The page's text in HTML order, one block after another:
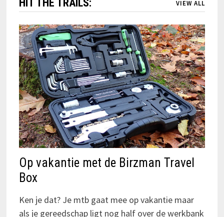
HIT THE TRAILS: VIEW ALL
Op vakantie met de Birzman Travel
Box
Ken je dat? Je mtb gaat mee op vakantie maar
als je gereedschap ligt nog half over de werkbank